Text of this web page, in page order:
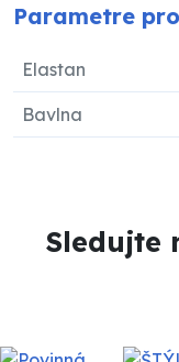
Parametre
Elastan
Bavlna
Sledujte